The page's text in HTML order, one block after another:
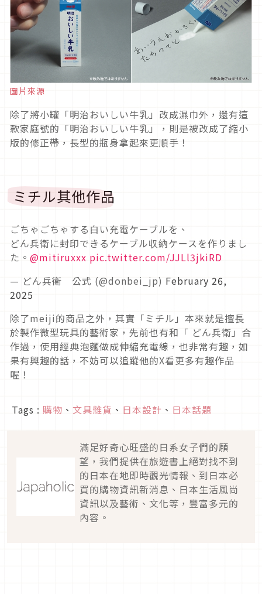
圖片來源
除了將小罐「明治おいしい牛乳」改成濕巾外，還有這
款家庭號的「明治おいしい牛乳」，則是被改成了縮小
版的修正帶，長型的瓶身拿起來更順手！
ミチル其他作品
ごちゃごちゃする白い充電ケーブルを、
どん兵衛に封印できるケーブル収納ケースを作りまし
た。 @mitiruxxx pic.twitter.com/JJLl3jkiRD
— どん兵衛 公式 (@donbei_jp) February 26,
2025
除了meiji的商品之外，其實「ミチル」本來就是擅長
於製作微型玩具的藝術家，先前也有和「 どん兵衛」合
作過，使用經典泡麵做成伸縮充電線，也非常有趣，如
果有興趣的話，不妨可以追蹤他的X看更多有趣作品
喔！
Tags : 購物 、 文具雜貨 、 日本設計 、 日本話題
滿足好奇心旺盛的日系女子們的願
望，我們提供在旅遊書上絕對找不到
的日本在地即時觀光情報、到日本必
買的購物資訊新消息、日本生活風尚
資訊以及藝術、文化等，豐富多元的
內容。